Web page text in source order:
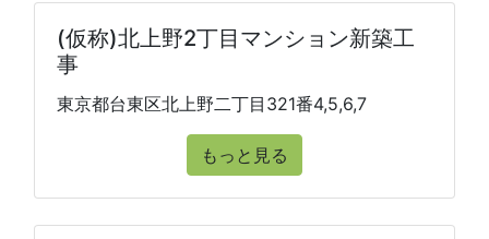
(仮称)北上野2丁目マンション新築工
事
東京都台東区北上野二丁目321番4,5,6,7
もっと見る